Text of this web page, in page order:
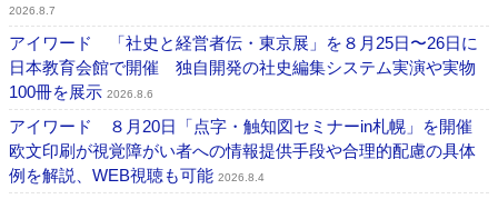
2026.8.7
アイワード 「社史と経営者伝・東京展」を８月25日〜26日に
日本教育会館で開催 独自開発の社史編集システム実演や実物
100冊を展示 2026.8.6
アイワード ８月20日「点字・触知図セミナーin札幌」を開催
欧文印刷が視覚障がい者への情報提供手段や合理的配慮の具体
例を解説、WEB視聴も可能 2026.8.4